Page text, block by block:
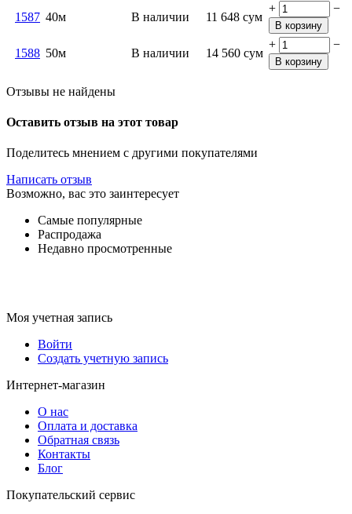
1587 40м В наличии 11 648 сум
+ −
В корзину
1588 50м В наличии 14 560 сум
+ −
В корзину
Отзывы не найдены
Оставить отзыв на этот товар
Поделитесь мнением с другими покупателями
Написать отзыв
Возможно, вас это заинтересует
Самые популярные
Распродажа
Недавно просмотренные
Моя учетная запись
Войти
Создать учетную запись
Интернет-магазин
О нас
Оплата и доставка
Обратная связь
Контакты
Блог
Покупательский сервис